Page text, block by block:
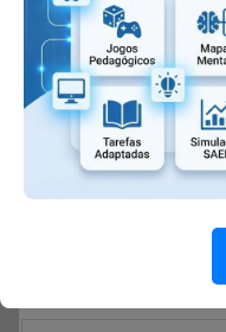
32.Atividades de
33.BAIXE EM PDF –
MULTIPLICAÇÃO
34.BAIXE EM PDF –
BAIXE EM PDF –